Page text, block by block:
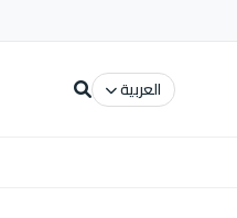
العربية